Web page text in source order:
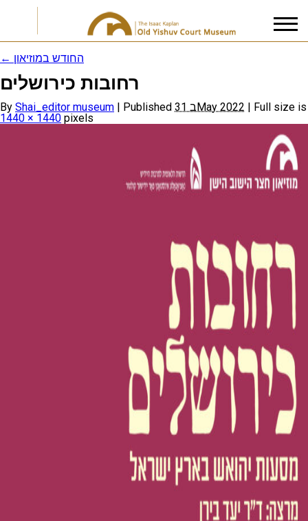
I accept thePrivacy Policy
← החודש במוזיאון
רחובות כירושלים
By Shai_editor museum | Published 31 בMay 2022 | Full size is
1440 × 1440 pixels